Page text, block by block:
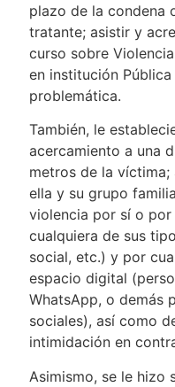
plazo de la condena
tratante; asistir y
curso sobre
en institución
problemática.
También, le
acercamiento a una
metros de la
ella y su grupo
violencia por sí o
cualquiera de sus
social, etc.) y por
espacio digital
WhatsApp, o demás
sociales), así como
intimidación en
Asimismo, se le hizo